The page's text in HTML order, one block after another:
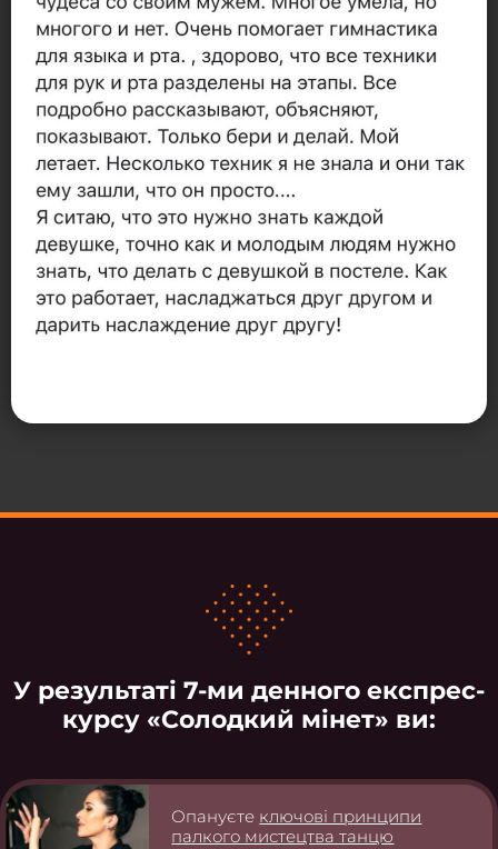
У результаті 7-ми денного експрес-
курсу «Солодкий мінет» ви:
Опануєте ключові принципи
палкого мистецтва танцю